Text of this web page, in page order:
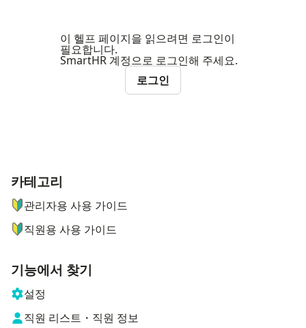
이 헬프 페이지을 읽으려면 로그인이
필요합니다.
SmartHR 계정으로 로그인해 주세요.
로그인
ナビゲーションメニュー
카테고리
관리자용 사용 가이드
직원용 사용 가이드
기능에서 찾기
설정
직원 리스트・직원 정보